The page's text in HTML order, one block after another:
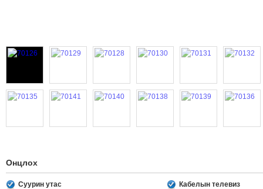
Онцлох
Суурин утас
Кабелын телевиз